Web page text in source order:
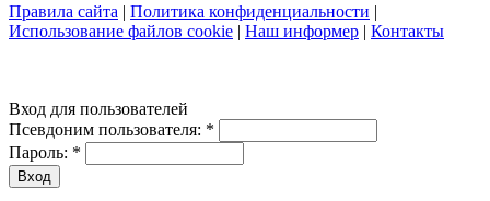
Правила сайта | Политика конфиденциальности |
Использование файлов cookie | Наш информер | Контакты
Вход для пользователей
Псевдоним пользователя: *
Пароль: *